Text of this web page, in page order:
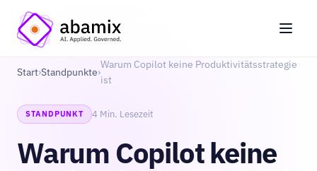
Start›Standpunkte›
Warum Copilot keine Produktivitätsstrategie
ist
STANDPUNKT 4 Min. Lesezeit
Warum Copilot keine